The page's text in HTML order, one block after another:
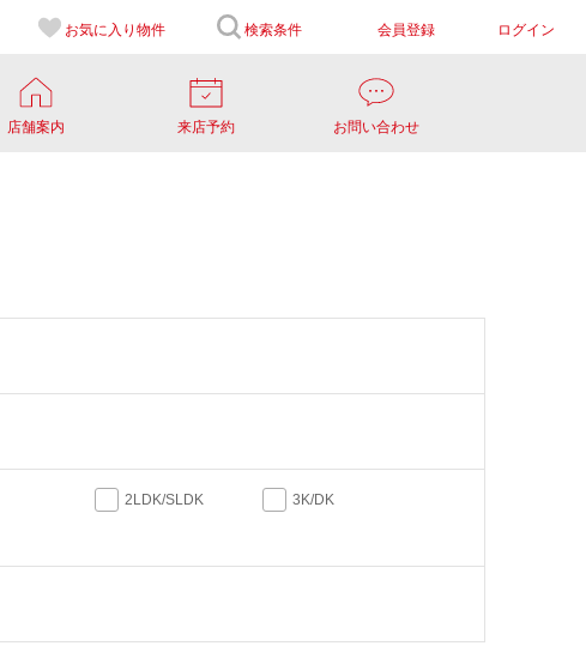
お気に入り 物件 検索条件 会員登録 ログイン
店舗案内 来店予約 お問い合わせ
2LDK/SLDK 3K/DK